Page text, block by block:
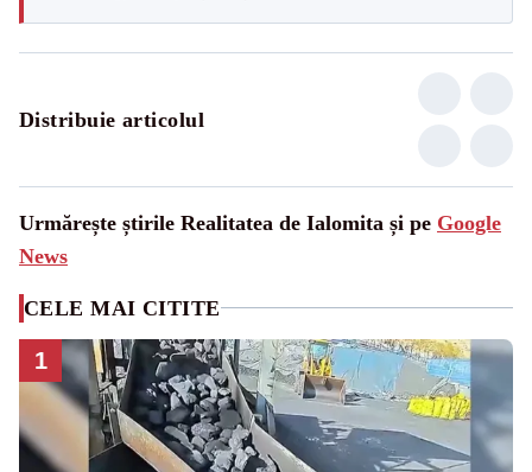
Distribuie articolul
Urmărește știrile Realitatea de Ialomita și pe Google
News
CELE MAI CITITE
1